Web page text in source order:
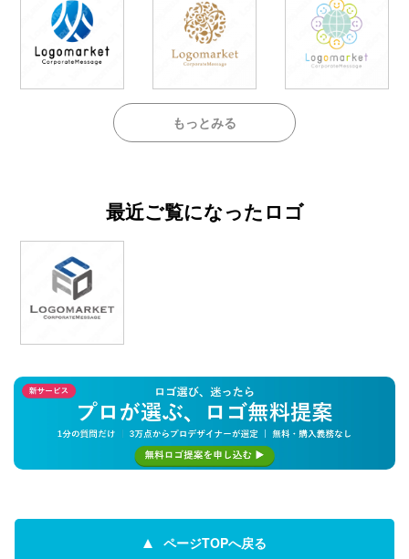
もっとみる
最近ご覧になったロゴ
ページTOPへ戻る